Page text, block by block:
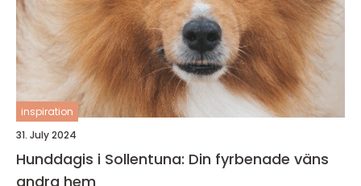
inspiration
31. July 2024
Hunddagis i Sollentuna: Din fyrbenade väns
andra hem